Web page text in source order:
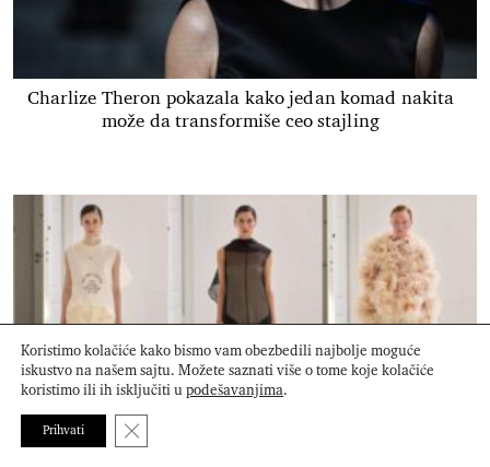
Charlize Theron pokazala kako jedan komad nakita
može da transformiše ceo stajling
Koristimo kolačiće kako bismo vam obezbedili najbolje moguće
iskustvo na našem sajtu. Možete saznati više o tome koje kolačiće
koristimo ili ih isključiti upodešavanjima.
Prihvati Close GDPR Cookie Banner